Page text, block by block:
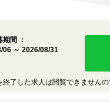
間 ：
06 ～ 2026/08/31
了した求人は閲覧できませんの